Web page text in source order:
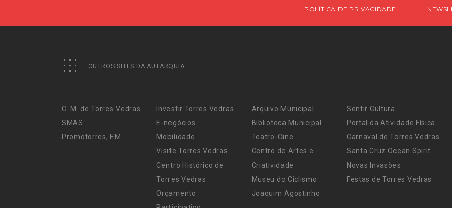
POLÍTICA DE PRIVACIDADE
OUTROS SITES DA AUTARQUIA
C. M. de Torres Vedras
SMAS
Promotorres, EM
Investir Torres Vedras
E-negócios
Mobilidade
Visite Torres Vedras
Centro Histórico de
Torres Vedras
Orçamento
Arquivo Municipal
Biblioteca Municipal
Teatro-Cine
Centro de Artes e
Criatividade
Museu do Ciclismo
Joaquim Agostinho
Sentir Cultura
Portal da Atividade Física
Carnaval de Torres Vedras
Santa Cruz Ocean Spirit
Novas Invasões
Festas de Torres Vedras